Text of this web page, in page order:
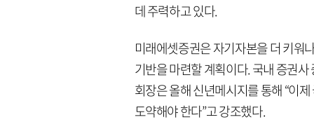
데 주력하고 있다.
미래에셋증권은 자기자본을 더 키워
기반을 마련할 계획이다. 국내 증권
회장은 올해 신년메시지를 통해 “이
도약해야 한다”고 강조했다.